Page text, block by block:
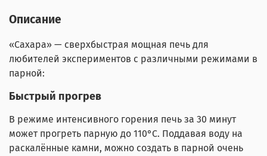
Описание
«Сахара» — сверхбыстрая мощная печь для
любителей экспериментов с различными режимами в
парной:
Быстрый прогрев
В режиме интенсивного горения печь за 30 минут
может прогреть парную до 110°С. Поддавая воду на
раскалённые камни, можно создать в парной очень